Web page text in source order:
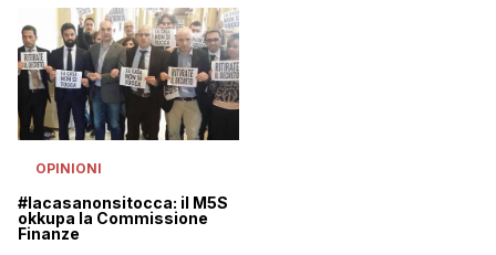
OPINIONI
#lacasanonsitocca: il M5S
okkupa la Commissione
Finanze